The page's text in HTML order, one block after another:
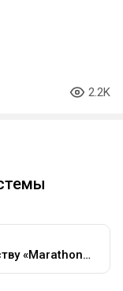
2.2K
Присоединяйтесь к сообществу «Marathon Professional» на сервере Discord!